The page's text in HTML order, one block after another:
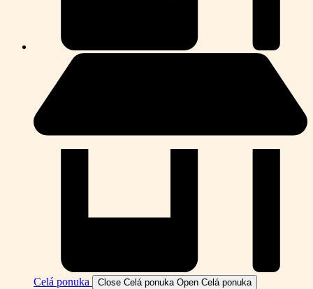
Celá ponuka Close Celá ponuka Open Celá ponuka